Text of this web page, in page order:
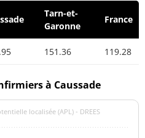
Tarn-et-
Garonne
France
151.36 119.28
à Caussade
localisée (APL) - DREES